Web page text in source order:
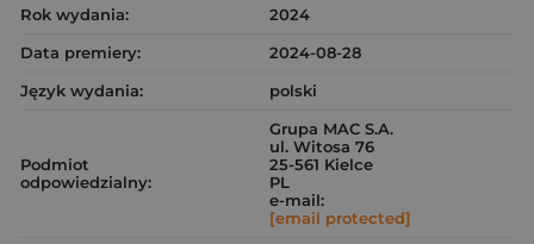
Rok wydania:
2024
Data premiery:
2024-08-28
Język wydania:
polski
Podmiot
odpowiedzialny:
Grupa MAC S.A.
ul. Witosa 76
25-561 Kielce
PL
e-mail:
[email protected]